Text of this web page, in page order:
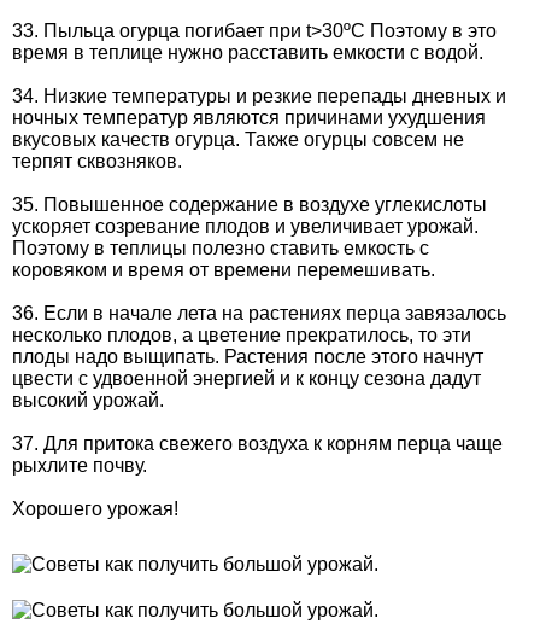
33. Пыльца огурца погибает при t>30ºC Поэтому в это
время в теплице нужно расставить емкости с водой.
34. Низкие температуры и резкие перепады дневных и
ночных температур являются причинами ухудшения
вкусовых качеств огурца. Также огурцы совсем не
терпят сквозняков.
35. Повышенное содержание в воздухе углекислоты
ускоряет созревание плодов и увеличивает урожай.
Поэтому в теплицы полезно ставить емкость с
коровяком и время от времени перемешивать.
36. Если в начале лета на растениях перца завязалось
несколько плодов, а цветение прекратилось, то эти
плоды надо выщипать. Растения после этого начнут
цвести с удвоенной энергией и к концу сезона дадут
высокий урожай.
37. Для притока свежего воздуха к корням перца чаще
рыхлите почву.
Хорошего урожая!